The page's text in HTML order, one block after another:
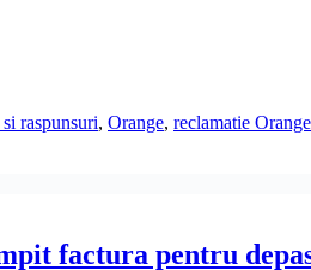
raspunsuri, Orange, reclamatie Orange
factura pentru